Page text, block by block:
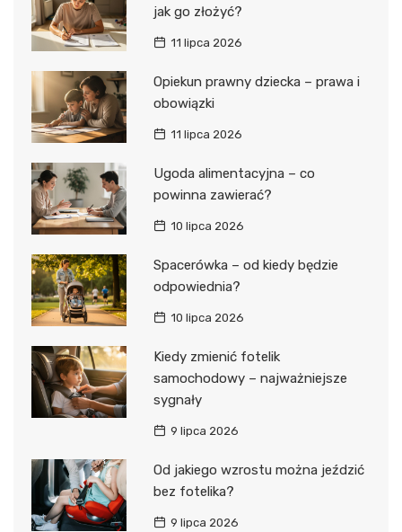
jak go złożyć?
11 lipca 2026
Opiekun prawny dziecka – prawa i
obowiązki
11 lipca 2026
Ugoda alimentacyjna – co
powinna zawierać?
10 lipca 2026
Spacerówka – od kiedy będzie
odpowiednia?
10 lipca 2026
Kiedy zmienić fotelik
samochodowy – najważniejsze
sygnały
9 lipca 2026
Od jakiego wzrostu można jeździć
bez fotelika?
9 lipca 2026